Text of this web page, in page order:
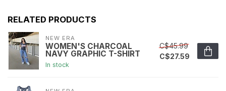
RELATED PRODUCTS
NEW ERA
WOMEN'S CHARCOAL
NAVY GRAPHIC T-SHIRT
In stock
C$45.99
C$27.59